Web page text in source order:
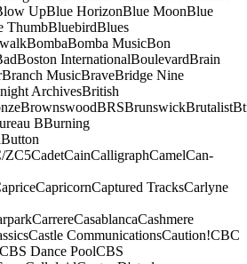
UpBlue HorizonBlue MoonBlue
ThumbBluebirdBlues
BombaBomba MusicBon
Boston InternationalBoulevardBrain
Branch MusicBraveBridge Nine
ArchivesBritish
BrownswoodBRSBrunswickBrutalist
BBurning
Button
ZC5CadetCainCalligraphCamelCan-
CapricornCaptured TracksCarlyne
CarrereCasablancaCashmere
Castle CommunicationsCaution!CBC
CBS Dance PoolCBS